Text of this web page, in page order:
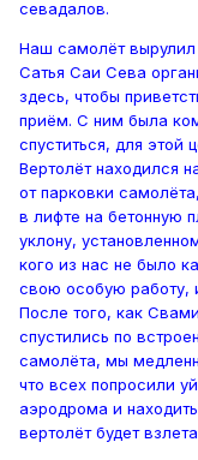
севадалов.
Наш самолёт
Сатья Саи Сева
здесь, чтобы
приём. С ним была
спуститься, для этой
Вертолёт находился
от парковки
в лифте на бетонную
уклону,
кого из нас не было
свою особую работу,
После того, как
спустились по
самолёта, мы
что всех попросили
аэродрома и
вертолёт будет